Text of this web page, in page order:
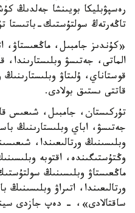
رەسپۋبليكا بويىنشا جەلدىڭ
تاڭەرتەڭ سولتۇستىك-باتىستا
«كۇندىز جامبىل، ماڭعىستاۋ،
الماتى، جەتىسۋ وبلىستارىندا،
قاتتى ىستىق بولادى.
تۇركىستان، جامبىل، شىعىس
جەتىسۋ، اباي وبلىستارىنىڭ
وبلىسىنىڭ ورتالىعىندا،
وڭتۇستىگىندە، اقتوبە
ماڭعىستاۋ وبلىسىنىڭ
ورتالىعىندا، اتىراۋ
ساقتالادى»، - دەپ جازدى